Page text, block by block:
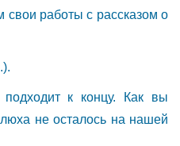
свои работы с рассказом о
к концу. Как вы
не осталось на нашей